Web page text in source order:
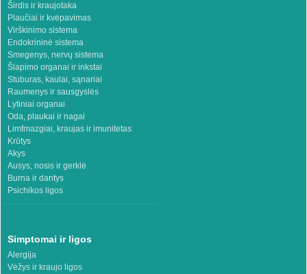
Širdis ir kraujotaka
Plaučiai ir kvėpavimas
Virškinimo sistema
Endokrininė sistema
Smegenys, nervų sistema
Šlapimo organai ir inkstai
Stuburas, kaulai, sąnariai
Raumenys ir sausgyslės
Lytiniai organai
Oda, plaukai ir nagai
Limfmazgiai, kraujas ir imunitetas
Krūtys
Akys
Ausys, nosis ir gerklė
Burna ir dantys
Psichikos ligos
Simptomai ir ligos
Alergija
Vėžys ir kraujo ligos